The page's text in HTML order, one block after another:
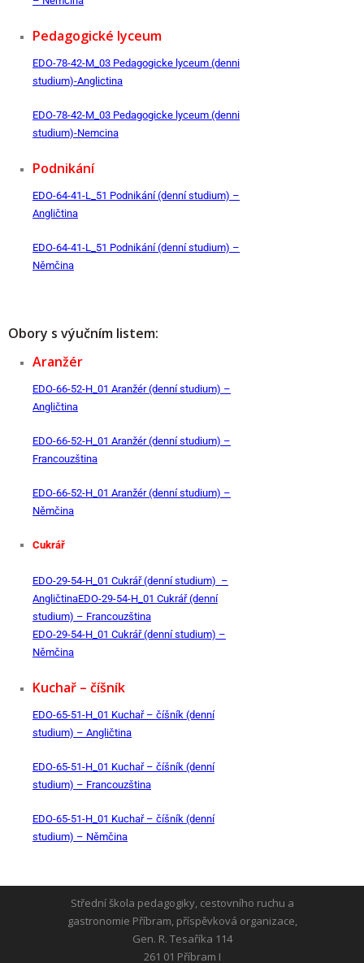
Pedagogické lyceum
EDO-78-42-M_03 Pedagogicke lyceum (denni
studium)-Anglictina
EDO-78-42-M_03 Pedagogicke lyceum (denni
studium)-Nemcina
Podnikání
EDO-64-41-L_51 Podnikání (denní studium) –
Angličtina
EDO-64-41-L_51 Podnikání (denní studium) –
Němčina
Obory s výučním listem:
Aranžér
EDO-66-52-H_01 Aranžér (denní studium) –
Angličtina
EDO-66-52-H_01 Aranžér (denní studium) –
Francouzština
EDO-66-52-H_01 Aranžér (denní studium) –
Němčina
Cukrář
EDO-29-54-H_01 Cukrář (denní studium) –
AngličtinaEDO-29-54-H_01 Cukrář (denní
studium) – Francouzština
EDO-29-54-H_01 Cukrář (denní studium) –
Němčina
Kuchař – číšník
EDO-65-51-H_01 Kuchař – číšník (denní
studium) – Angličtina
EDO-65-51-H_01 Kuchař – číšník (denní
studium) – Francouzština
EDO-65-51-H_01 Kuchař – číšník (denní
studium) – Němčina
Střední škola pedagogiky, cestovního ruchu a
gastronomie Příbram, příspěvková organizace,
Gen. R. Tesaříka 114
261 01 Příbram I